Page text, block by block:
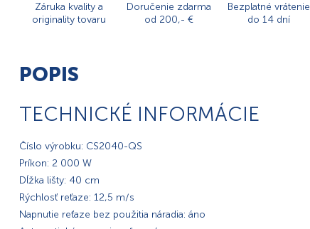
Záruka kvality a
originality tovaru
Doručenie zdarma
od 200,- €
Bezplatné vrátenie
do 14 dní
POPIS
TECHNICKÉ INFORMÁCIE
Číslo výrobku: CS2040-QS
Príkon: 2 000 W
Dĺžka lišty: 40 cm
Rýchlosť reťaze: 12,5 m/s
Napnutie reťaze bez použitia náradia: áno